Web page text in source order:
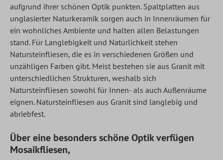
aufgrund ihrer schönen Optik punkten. Spaltplatten aus
unglasierter Naturkeramik sorgen auch in Innenräumen für
ein wohnliches Ambiente und halten allen Belastungen
stand. Für Langlebigkeit und Natürlichkeit stehen
Natursteinfliesen, die es in verschiedenen Größen und
unzähligen Farben gibt. Meist bestehen sie aus Granit mit
unterschiedlichen Strukturen, weshalb sich
Natursteinfliesen sowohl für Innen- als auch Außenräume
eignen. Natursteinfliesen aus Granit sind langlebig und
abriebfest.
Über eine besonders schöne Optik verfügen
Mosaikfliesen,